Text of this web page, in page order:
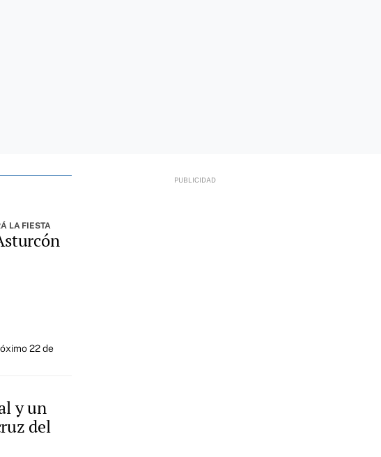
LA FIESTA
22 de
y un
del